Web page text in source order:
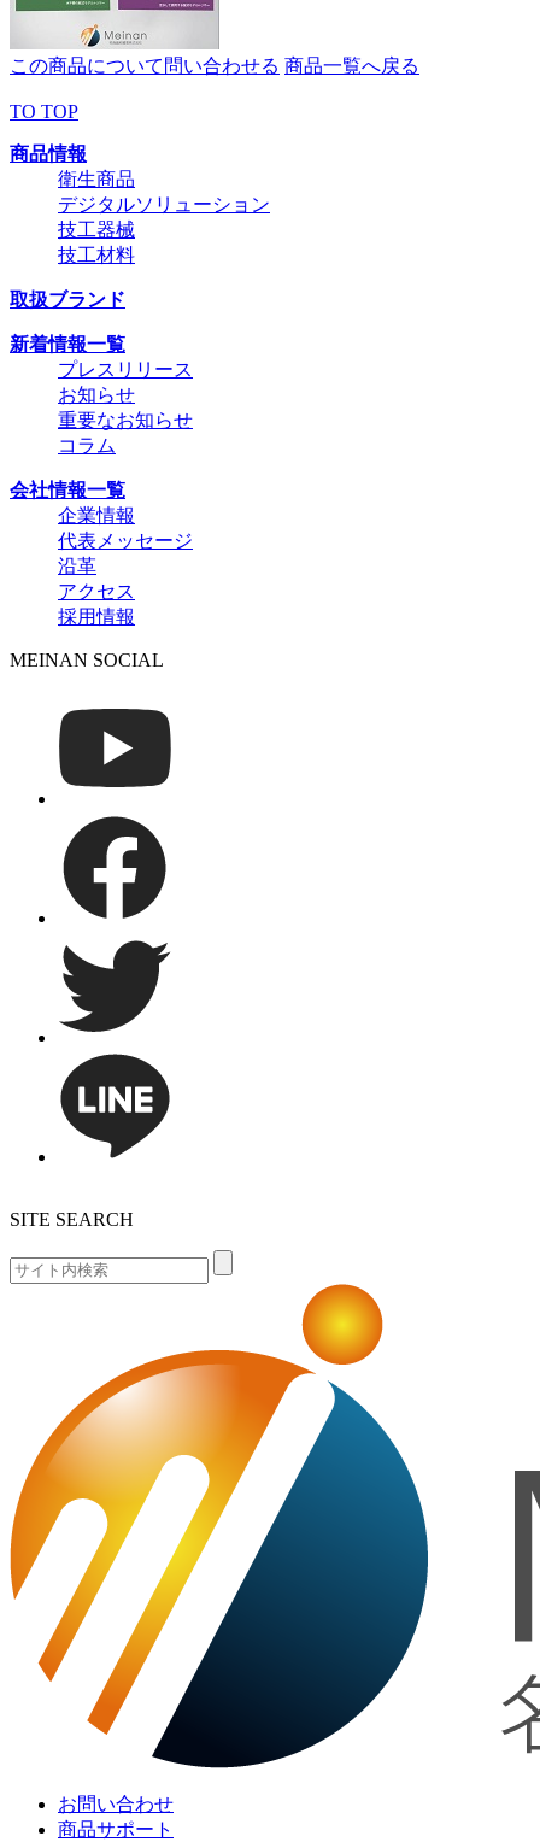
この商品について問い合わせる 商品一覧へ戻る
TO TOP
商品情報
衛生商品
デジタルソリューション
技工器械
技工材料
取扱ブランド
新着情報一覧
プレスリリース
お知らせ
重要なお知らせ
コラム
会社情報一覧
企業情報
代表メッセージ
沿革
アクセス
採用情報
MEINAN SOCIAL
SITE SEARCH
お問い合わせ
商品サポート